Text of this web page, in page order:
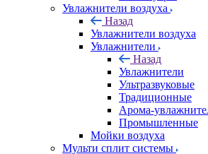
Увлажнители воздуха
Назад
Увлажнители воздуха
Увлажнители
Назад
Увлажнители
Ультразвуковые
Традиционные
Арома-
Промышленные
Мойки воздуха
Мульти сплит системы